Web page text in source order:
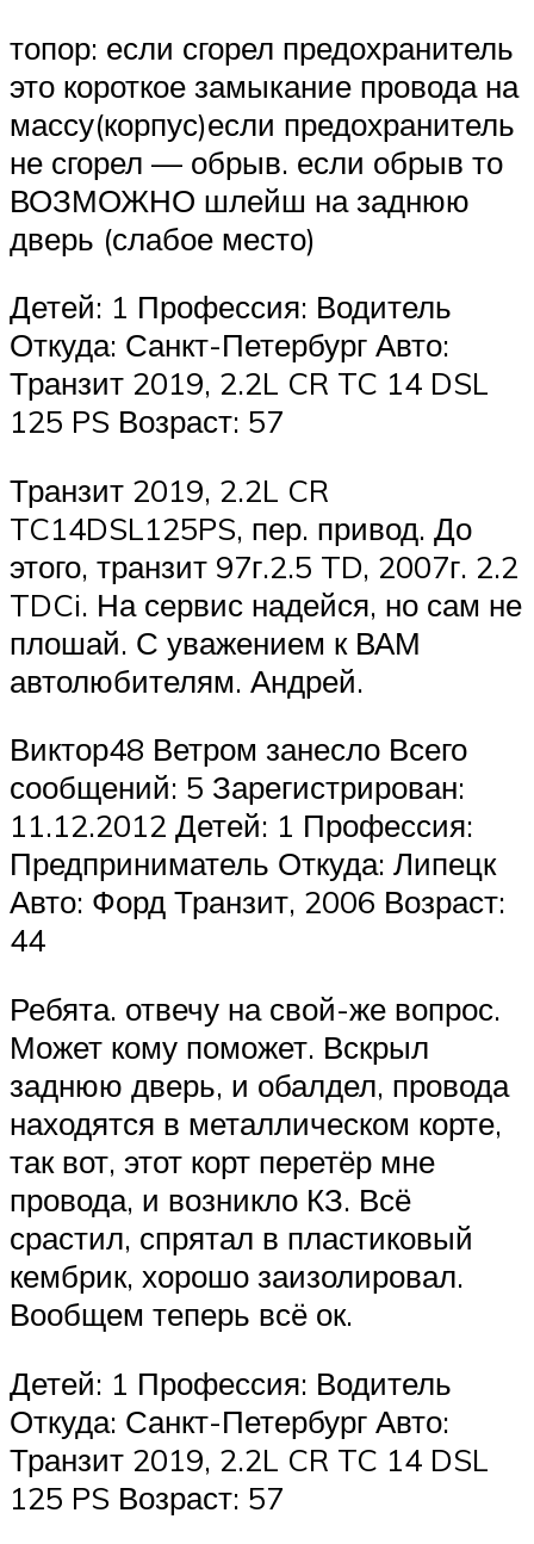
топор: если сгорел предохранитель
это короткое замыкание провода на
массу(корпус)если предохранитель
не сгорел — обрыв. если обрыв то
ВОЗМОЖНО шлейш на заднюю
дверь (слабое место)
Детей: 1 Профессия: Водитель
Откуда: Санкт-Петербург Авто:
Транзит 2019, 2.2L CR TC 14 DSL
125 PS Возраст: 57
Транзит 2019, 2.2L CR
TC14DSL125PS, пер. привод. До
этого, транзит 97г.2.5 TD, 2007г. 2.2
TDCi. На сервис надейся, но сам не
плошай. С уважением к ВАМ
автолюбителям. Андрей.
Виктор48 Ветром занесло Всего
сообщений: 5 Зарегистрирован:
11.12.2012 Детей: 1 Профессия:
Предприниматель Откуда: Липецк
Авто: Форд Транзит, 2006 Возраст:
44
Ребята. отвечу на свой-же вопрос.
Может кому поможет. Вскрыл
заднюю дверь, и обалдел, провода
находятся в металлическом корте,
так вот, этот корт перетёр мне
провода, и возникло КЗ. Всё
срастил, спрятал в пластиковый
кембрик, хорошо заизолировал.
Вообщем теперь всё ок.
Детей: 1 Профессия: Водитель
Откуда: Санкт-Петербург Авто:
Транзит 2019, 2.2L CR TC 14 DSL
125 PS Возраст: 57